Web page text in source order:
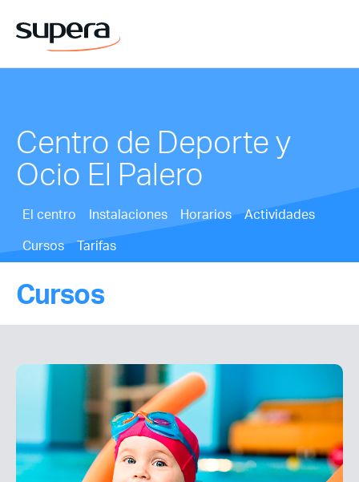
Centro de Deporte y
Ocio El Palero
El centro Instalaciones Horarios
Actividades
Cursos
Tarifas
Cursos